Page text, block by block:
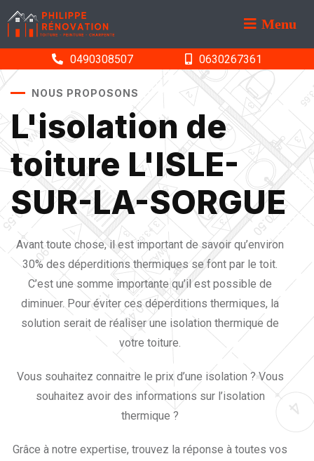
Menu
0490308507 0630267361
NOUS PROPOSONS
L'isolation de
toiture L'ISLE-
SUR-LA-SORGUE
Avant toute chose, il est important de savoir qu’environ
30% des déperditions thermiques se font par le toit.
C’est une somme importante qu’il est possible de
diminuer. Pour éviter ces déperditions thermiques, la
solution serait de réaliser une isolation thermique de
votre toiture.
Vous souhaitez connaitre le prix d’une isolation ? Vous
souhaitez avoir des informations sur l’isolation
thermique ?
Grâce à notre expertise, trouvez la réponse à toutes vos